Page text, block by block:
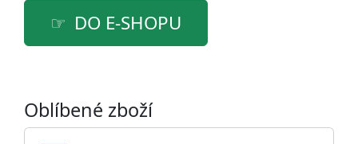
DO E-SHOPU
Oblíbené zboží